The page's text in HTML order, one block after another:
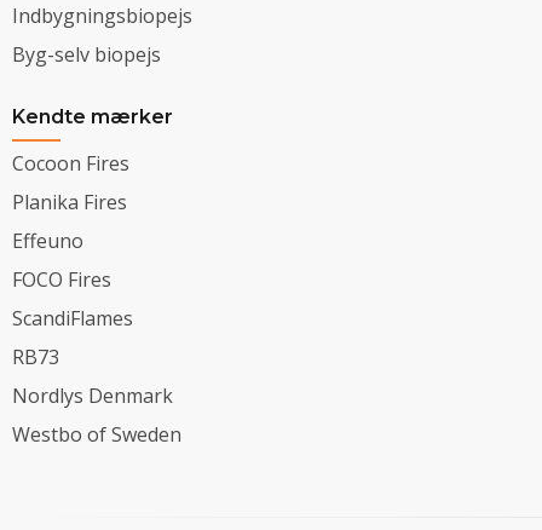
Indbygningsbiopejs
Byg-selv biopejs
Kendte mærker
Cocoon Fires
Planika Fires
Effeuno
FOCO Fires
ScandiFlames
RB73
Nordlys Denmark
Westbo of Sweden